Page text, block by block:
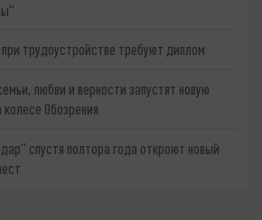
трудоустройстве требуют диплом
любви и верности запустят новую
Обозрения
спустя полтора года откроют новый